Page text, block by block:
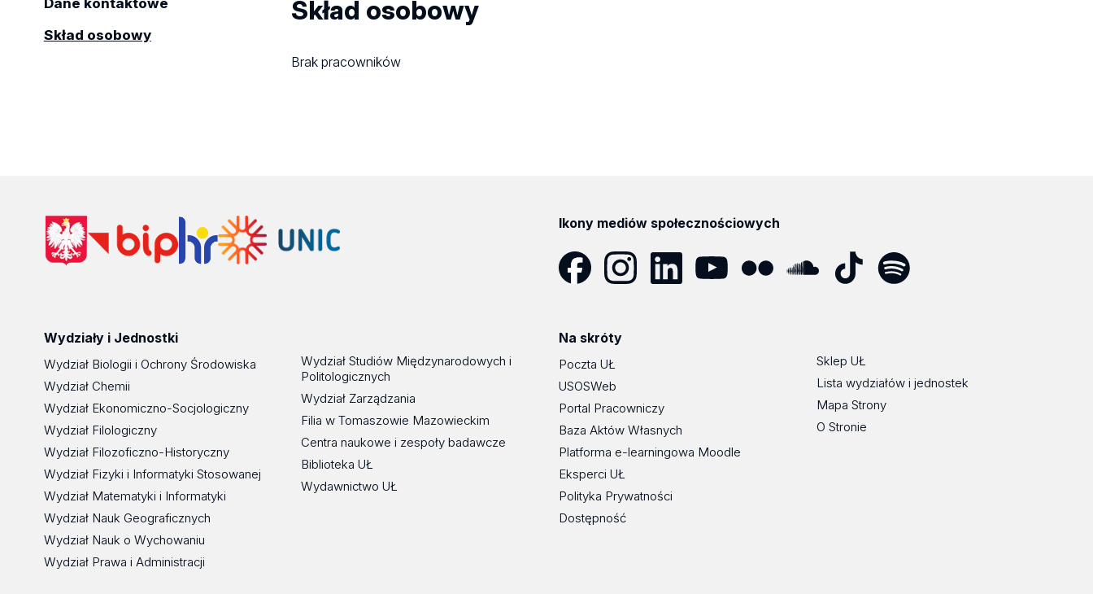
Skład osobowy
Skład osobowy
Brak pracowników
Ikony mediów społecznościowych
Wydziały i Jednostki
Wydział Biologii i Ochrony Środowiska
Wydział Chemii
Wydział Ekonomiczno-Socjologiczny
Wydział Filologiczny
Wydział Filozoficzno-Historyczny
Wydział Fizyki i Informatyki Stosowanej
Wydział Matematyki i Informatyki
Wydział Nauk Geograficznych
Wydział Nauk o Wychowaniu
Wydział Prawa i Administracji
Wydział Studiów Międzynarodowych i
Politologicznych
Wydział Zarządzania
Filia w Tomaszowie Mazowieckim
Centra naukowe i zespoły badawcze
Biblioteka UŁ
Wydawnictwo UŁ
Na skróty
Poczta UŁ
USOSWeb
Portal Pracowniczy
Baza Aktów Własnych
Platforma e-learningowa Moodle
Eksperci UŁ
Polityka Prywatności
Dostępność
Sklep UŁ
Lista wydziałów i jednostek
Mapa Strony
O Stronie